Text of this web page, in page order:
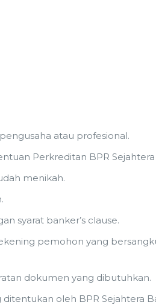
atau profesional.
Perkreditan BPR
menikah.
syarat banker’s clause.
pemohon yang
dokumen yang dibutuhkan.
oleh BPR Sejahtera